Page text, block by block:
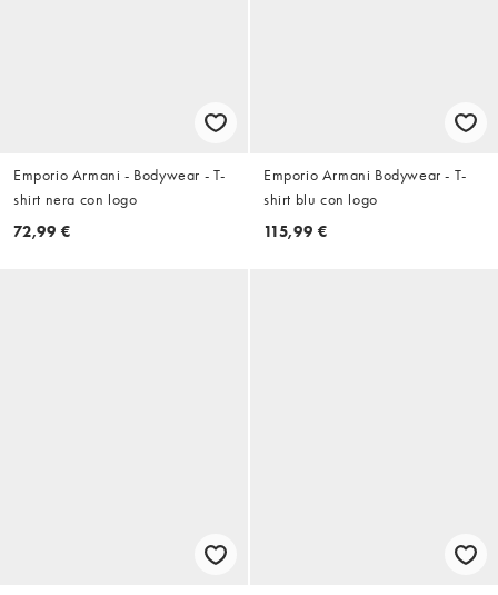
Emporio Armani - Bodywear - T-
shirt nera con logo
72,99 €
Emporio Armani Bodywear - T-
shirt blu con logo
115,99 €